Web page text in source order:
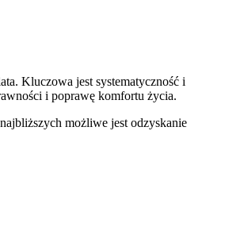
Kluczowa jest systematyczność i
i poprawę komfortu życia.
możliwe jest odzyskanie